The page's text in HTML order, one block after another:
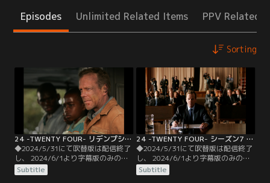
Episodes Unlimited Related Items PPV Related
Sorting
24 -TWENTY FOUR- リデンプション／字幕
◆2024/5/31にて吹替版は配信終了
し、 2024/6/1より字幕版のみの配
信となります。予めご了承くださ
い。◆字幕／リデンプション／ジャ
Subtitle
24 -TWENTY FOUR- シーズン7 第01話／字幕
◆2024/5/31にて吹替版は配信終了
し、 2024/6/1より字幕版のみの配
信となります。予めご了承くださ
い。◆字幕／第01話 8：00 A.M.-9：
Subtitle